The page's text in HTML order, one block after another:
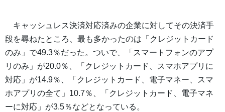
キャッシュレス決済対応済みの企業に対してその決済手
段を尋ねたところ、最も多かったのは「クレジットカード
のみ」で49.3％だった。ついで、「スマートフォンのアプ
リのみ」が20.0％、「クレジットカード、スマホアプリに
対応」が14.9％、「クレジットカード、電子マネー、スマ
ホアプリの全て」10.7％、「クレジットカード、電子マネ
ーに対応」が3.5％などとなっている。